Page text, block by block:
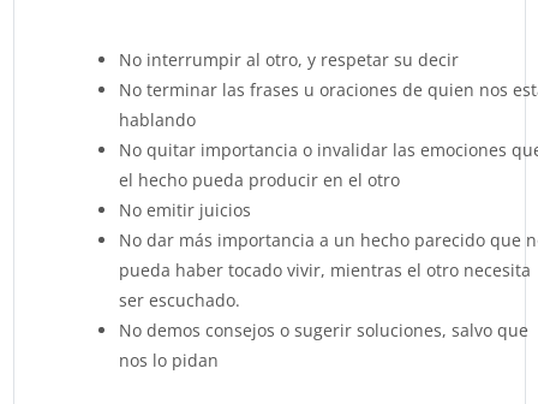
No interrumpir al otro, y respetar su decir
No terminar las frases u oraciones de quien nos
hablando
No quitar importancia o invalidar las emociones
el hecho pueda producir en el otro
No emitir juicios
No dar más importancia a un hecho parecido que
pueda haber tocado vivir, mientras el otro necesita
ser escuchado.
No demos consejos o sugerir soluciones, salvo que
nos lo pidan